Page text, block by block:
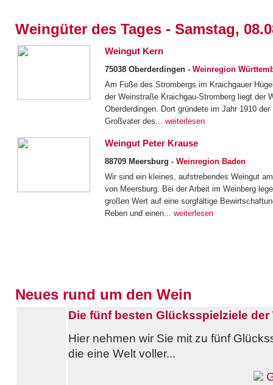
Weingüter des Tages - Samstag,
Weingut Kern
75038 Oberderdingen - Weinregion
Am Fuße des Strombergs im Kraichgauer
der Weinstraße Kraichgau-Stromberg liegt der
Oberderdingen. Dort gründete im Jahr 1910 der
Großvater des... weiterlesen
Weingut Peter Krause
88709 Meersburg - Weinregion Baden
Wir sind ein kleines, aufstrebendes Weingut
von Meersburg. Bei der Arbeit im Weinberg
großen Wert auf eine sorgfältige
Reben und einen... weiterlesen
Neues rund um den Wein
Die fünf besten Glücksspielziele
Hier nehmen wir Sie mit zu fünf
die eine Welt voller...